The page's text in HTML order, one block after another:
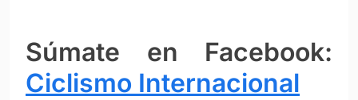
Súmate en Facebook:
Ciclismo Internacional